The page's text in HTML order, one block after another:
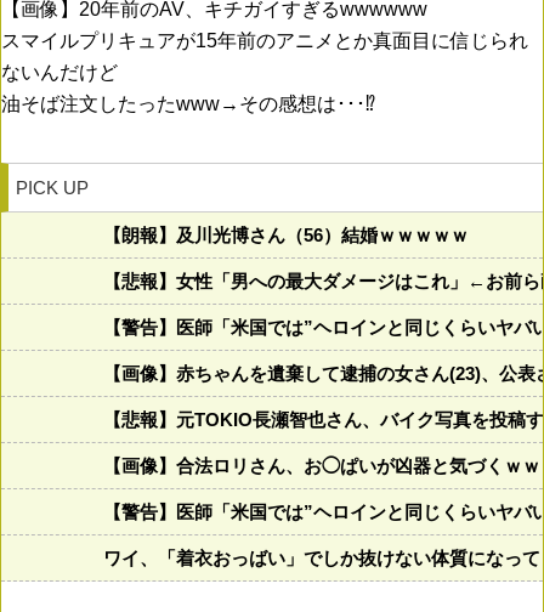
【画像】20年前のAV、キチガイすぎるwwwwww
スマイルプリキュアが15年前のアニメとか真面目に信じられ
ないんだけど
油そば注文したったwww→その感想は･･･⁉
PICK UP
【朗報】及川光博さん（56）結婚ｗｗｗｗｗ
【悲報】女性「男への最大ダメージはこれ」←お前
【警告】医師「米国では”ヘロインと同じくらいヤ
【画像】赤ちゃんを遺棄して逮捕の女さん(23)、公
【悲報】元TOKIO長瀬智也さん、バイク写真を投稿
【画像】合法ロリさん、お◯ぱいが凶器と気づくｗ
【警告】医師「米国では”ヘロインと同じくらいヤ
ワイ、「着衣おっばい」でしか抜けない体質になっ